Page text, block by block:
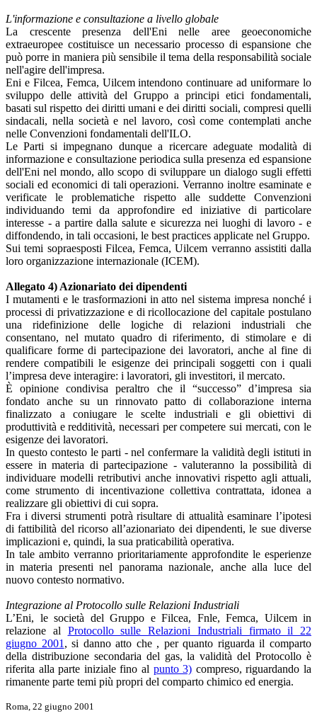
L'informazione e consultazione a livello globale
La crescente presenza dell'Eni nelle aree geoeconomiche
extraeuropee costituisce un necessario processo di espansione che
può porre in maniera più sensibile il tema della responsabilità sociale
nell'agire dell'impresa.
Eni e Filcea, Femca, Uilcem intendono continuare ad uniformare lo
sviluppo delle attività del Gruppo a principi etici fondamentali,
basati sul rispetto dei diritti umani e dei diritti sociali, compresi quelli
sindacali, nella società e nel lavoro, così come contemplati anche
nelle Convenzioni fondamentali dell'ILO.
Le Parti si impegnano dunque a ricercare adeguate modalità di
informazione e consultazione periodica sulla presenza ed espansione
dell'Eni nel mondo, allo scopo di sviluppare un dialogo sugli effetti
sociali ed economici di tali operazioni. Verranno inoltre esaminate e
verificate le problematiche rispetto alle suddette Convenzioni
individuando temi da approfondire ed iniziative di particolare
interesse - a partire dalla salute e sicurezza nei luoghi di lavoro - e
diffondendo, in tali occasioni, le best practices applicate nel Gruppo.
Sui temi sopraesposti Filcea, Femca, Uilcem verranno assistiti dalla
loro organizzazione internazionale (ICEM).
Allegato 4) Azionariato dei dipendenti
I mutamenti e le trasformazioni in atto nel sistema impresa nonché i
processi di privatizzazione e di ricollocazione del capitale postulano
una ridefinizione delle logiche di relazioni industriali che
consentano, nel mutato quadro di riferimento, di stimolare e di
qualificare forme di partecipazione dei lavoratori, anche al fine di
rendere compatibili le esigenze dei principali soggetti con i quali
l’impresa deve interagire: i lavoratori, gli investitori, il mercato.
È opinione condivisa peraltro che il “successo” d’impresa sia
fondato anche su un rinnovato patto di collaborazione interna
finalizzato a coniugare le scelte industriali e gli obiettivi di
produttività e redditività, necessari per competere sui mercati, con le
esigenze dei lavoratori.
In questo contesto le parti - nel confermare la validità degli istituti in
essere in materia di partecipazione - valuteranno la possibilità di
individuare modelli retributivi anche innovativi rispetto agli attuali,
come strumento di incentivazione collettiva contrattata, idonea a
realizzare gli obiettivi di cui sopra.
Fra i diversi strumenti potrà risultare di attualità esaminare l’ipotesi
di fattibilità del ricorso all’azionariato dei dipendenti, le sue diverse
implicazioni e, quindi, la sua praticabilità operativa.
In tale ambito verranno prioritariamente approfondite le esperienze
in materia presenti nel panorama nazionale, anche alla luce del
nuovo contesto normativo.
Integrazione al Protocollo sulle Relazioni Industriali
L’Eni, le società del Gruppo e Filcea, Fnle, Femca, Uilcem in
relazione al Protocollo sulle Relazioni Industriali firmato il 22
giugno 2001 , si danno atto che , per quanto riguarda il comparto
della distribuzione secondaria del gas, la validità del Protocollo è
riferita alla parte iniziale fino al punto 3) compreso, riguardando la
rimanente parte temi più propri del comparto chimico ed energia.
Roma, 22 giugno 2001